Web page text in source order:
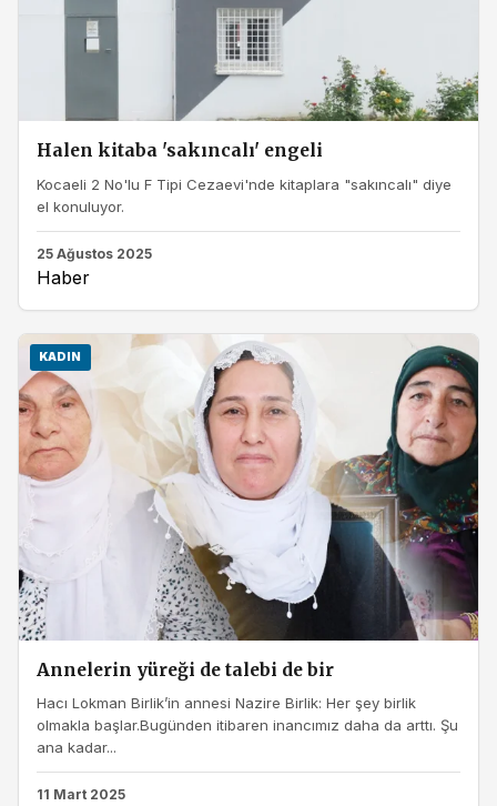
Halen kitaba 'sakıncalı' engeli
Kocaeli 2 No'lu F Tipi Cezaevi'nde kitaplara "sakıncalı" diye
el konuluyor.
25 Ağustos 2025
Haber
KADIN
Annelerin yüreği de talebi de bir
Hacı Lokman Birlik’in annesi Nazire Birlik: Her şey birlik
olmakla başlar.Bugünden itibaren inancımız daha da arttı. Şu
ana kadar...
11 Mart 2025